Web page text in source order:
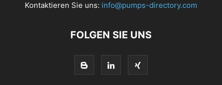
Kontaktieren Sie uns: info@pumps-directory.com
FOLGEN SIE UNS